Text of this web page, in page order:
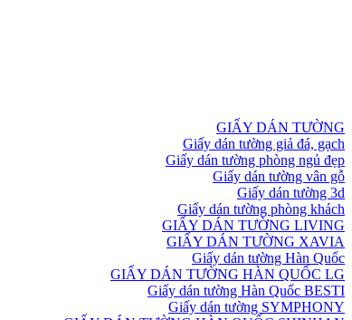
GIẤY DÁN TƯỜNG
Giấy dán tường giả đá, gạch
Giấy dán tường phòng ngủ đẹp
Giấy dán tường vân gỗ
Giấy dán tường 3d
Giấy dán tường phòng khách
GIẤY DÁN TƯỜNG LIVING
GIẤY DÁN TƯỜNG XAVIA
Giấy dán tường Hàn Quốc
GIẤY DÁN TƯỜNG HÀN QUỐC LG
Giấy dán tường Hàn Quốc BESTI
Giấy dán tường SYMPHONY